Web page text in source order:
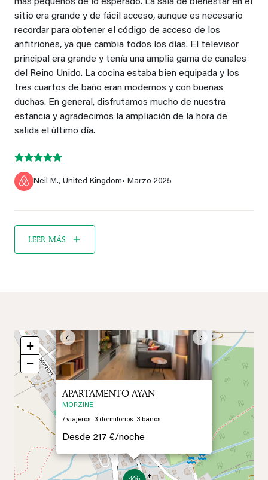
más pequeños de lo esperado. La sala de bienestar en el
sitio era grande y de fácil acceso, aunque es necesario
recordar para obtener el código de acceso de los
anfitriones, ya que cambia todos los días. El televisor
principal era grande y tenía una amplia gama de canales
del Reino Unido. La cocina estaba bien equipada y los
tres cuartos de baño eran modernos y con buenas
duchas. En general, disfrutamos mucho de nuestra
estancia y agradecimos la ampliación de la hora de
salida el último día.
Neil M., United Kingdom• Marzo 2025
LEER MÁS
Previous Next
APARTAMENTO AYAN
MORZINE
7 viajeros 3 dormitorios 3 baños
Desde 217 €/noche
+
−